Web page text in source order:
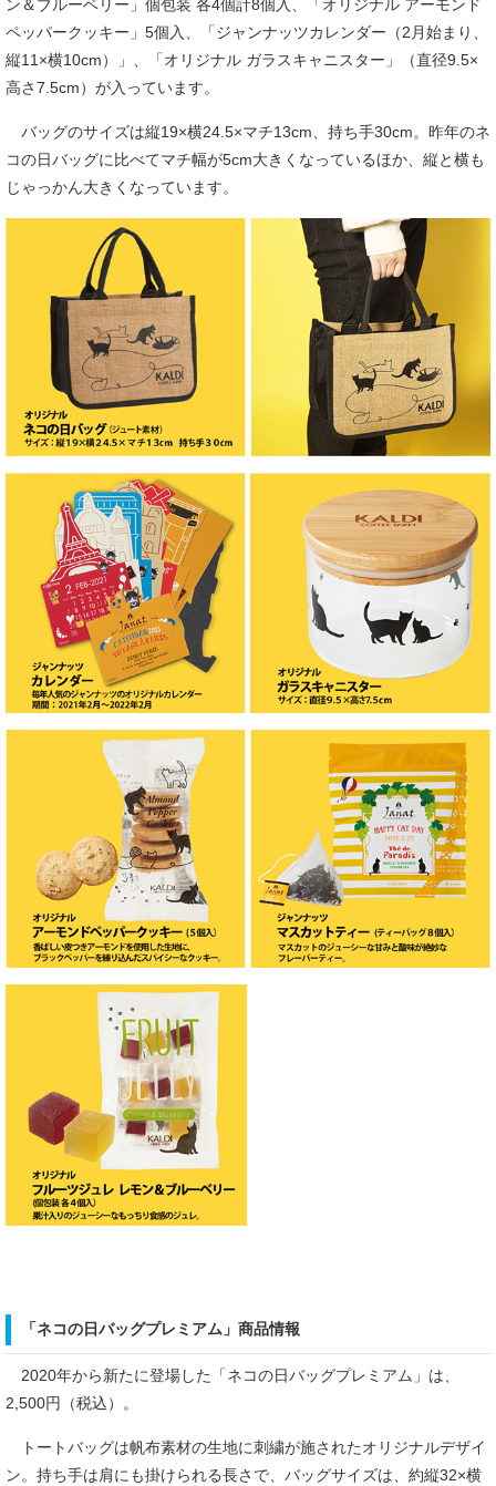
ン＆ブルーベリー」個包装 各4個計8個入、「オリジナル アーモンド
ペッパークッキー」5個入、「ジャンナッツカレンダー（2月始まり、
縦11×横10cm）」、「オリジナル ガラスキャニスター」（直径9.5×
高さ7.5cm）が入っています。
バッグのサイズは縦19×横24.5×マチ13cm、持ち手30cm。昨年のネ
コの日バッグに比べてマチ幅が5cm大きくなっているほか、縦と横も
じゃっかん大きくなっています。
「ネコの日バッグプレミアム」商品情報
2020年から新たに登場した「ネコの日バッグプレミアム」は、
2,500円（税込）。
トートバッグは帆布素材の生地に刺繍が施されたオリジナルデザイ
ン。持ち手は肩にも掛けられる長さで、バッグサイズは、約縦32×横